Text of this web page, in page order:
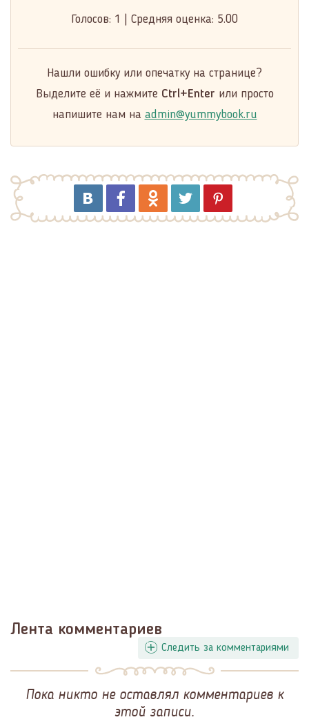
Голосов: 1 Средняя оценка: 5.00
Нашли ошибку или опечатку на странице?
Выделите её и нажмите Ctrl+Enter или просто
напишите нам на admin@yummybook.ru
Лента комментариев
Следить за комментариями
Пока никто не оставлял комментариев к
этой записи.